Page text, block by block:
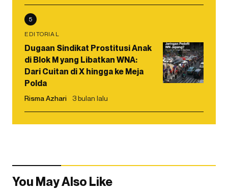
5
EDITORIAL
Dugaan Sindikat Prostitusi Anak
di Blok M yang Libatkan WNA:
Dari Cuitan di X hingga ke Meja
Polda
Risma Azhari 3 bulan lalu
You May Also Like